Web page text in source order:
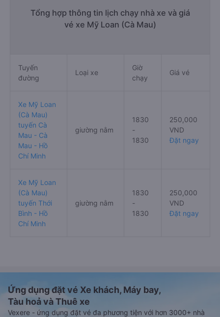
Tổng hợp thông tin lịch chạy nhà xe và giá
vé xe Mỹ Loan (Cà Mau)
Tuyến
đường
Loại xe
Giờ
chạy
Giá vé
Xe Mỹ Loan
(Cà Mau)
tuyến Cà
Mau - Cà
Mau - Hồ
Chí Minh
giường nằm
1830
-
1830
250,000
VND
Đặt ngay
Xe Mỹ Loan
(Cà Mau)
tuyến Thới
Bình - Hồ
Chí Minh
giường nằm
1830
-
1830
250,000
VND
Đặt ngay
Ứng dụng đặt vé Xe khách, Máy bay,
Tàu hoả và Thuê xe
Vexere - ứng dụng đặt vé đa phương tiện với hơn 3000+ nhà